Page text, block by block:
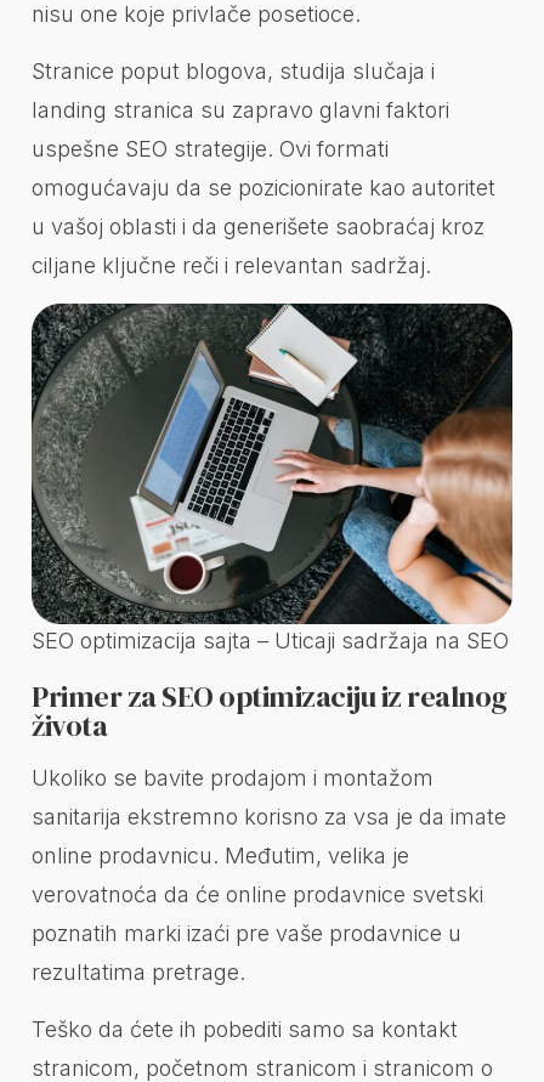
nisu one koje privlače posetioce.
Stranice poput blogova, studija slučaja i
landing stranica su zapravo glavni faktori
uspešne SEO strategije. Ovi formati
omogućavaju da se pozicionirate kao autoritet
u vašoj oblasti i da generišete saobraćaj kroz
ciljane ključne reči i relevantan sadržaj.
SEO optimizacija sajta – Uticaji sadržaja na SEO
Primer za SEO optimizaciju iz realnog
života
Ukoliko se bavite prodajom i montažom
sanitarija ekstremno korisno za vsa je da imate
online prodavnicu. Međutim, velika je
verovatnoća da će online prodavnice svetski
poznatih marki izaći pre vaše prodavnice u
rezultatima pretrage.
Teško da ćete ih pobediti samo sa kontakt
stranicom, početnom stranicom i stranicom o